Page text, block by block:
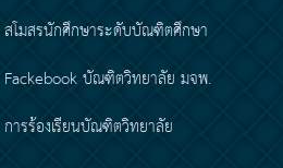
สโมสรนักศึกษาระดับบัณฑิตศึกษา
Fackebook บัณฑิตวิทยาลัย มจพ.
การร้องเรียนบัณฑิตวิทยาลัย